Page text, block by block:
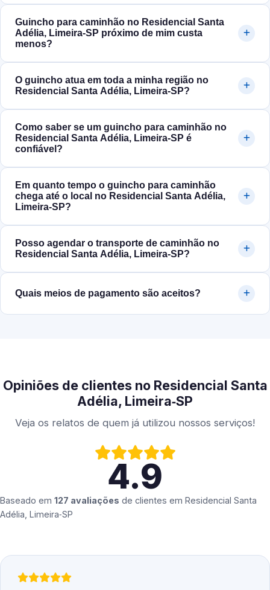
Guincho para caminhão no Residencial Santa
Adélia, Limeira‑SP próximo de mim custa
menos?
O guincho atua em toda a minha região no
Residencial Santa Adélia, Limeira‑SP?
Como saber se um guincho para caminhão no
Residencial Santa Adélia, Limeira‑SP é
confiável?
Em quanto tempo o guincho para caminhão
chega até o local no Residencial Santa Adélia,
Limeira‑SP?
Posso agendar o transporte de caminhão no
Residencial Santa Adélia, Limeira‑SP?
Quais meios de pagamento são aceitos?
Opiniões de clientes no Residencial Santa
Adélia, Limeira‑SP
Veja os relatos de quem já utilizou nossos serviços!
4.9
Baseado em 127 avaliações de clientes em Residencial Santa
Adélia, Limeira‑SP